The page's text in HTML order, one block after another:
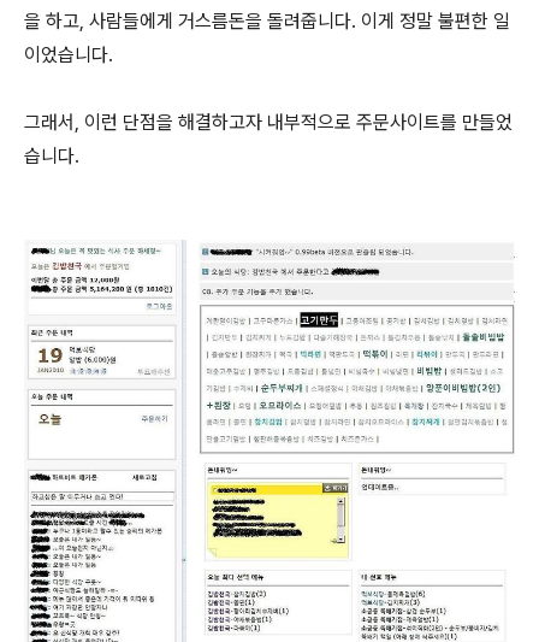
을 하고, 사람들에게 거스름돈을 돌려줍니다. 이게 정말 불편한 일
이었습니다.
그래서, 이런 단점을 해결하고자 내부적으로 주문사이트를 만들었
습니다.